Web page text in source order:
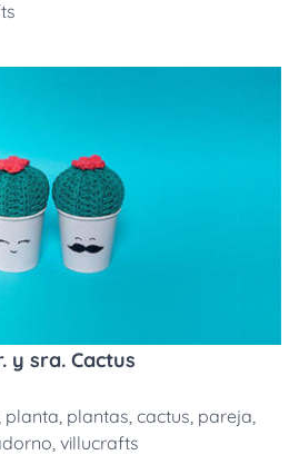
y sra. Cactus
planta, plantas, cactus, pareja,
, villucrafts